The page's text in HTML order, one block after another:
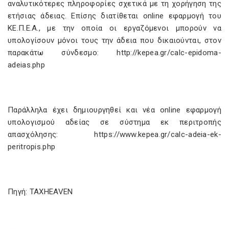
αναλυτικότερες πληροφορίες σχετικά με τη χορήγηση της
ετήσιας άδειας. Επίσης διατίθεται online εφαρμογή του
ΚΕ.Π.Ε.Α., με την οποία οι εργαζόμενοι μπορούν να
υπολογίσουν μόνοι τους την άδεια που δικαιούνται, στον
παρακάτω σύνδεσμο: http://kepea.gr/calc-epidoma-
adeias.php
Παράλληλα έχει δημιουργηθεί και νέα online εφαρμογή
υπολογισμού αδείας σε σύστημα εκ περιτροπής
απασχόλησης: https://www.kepea.gr/calc-adeia-ek-
peritropis.php
Πηγή: TAXHEAVEN